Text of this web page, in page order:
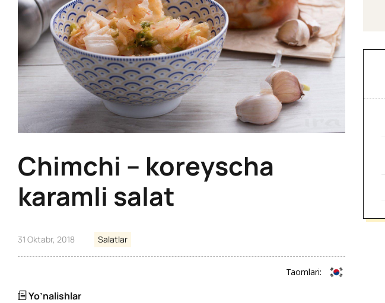
Chimchi – koreyscha
karamli salat
31 Oktabr, 2018 Salatlar
Taomlari:
Yo’nalishlar